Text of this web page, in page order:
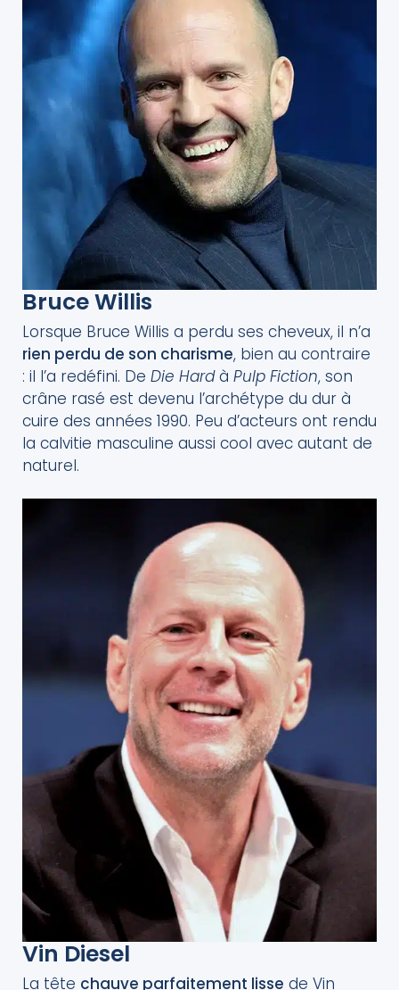
Bruce Willis
Lorsque Bruce Willis a perdu ses cheveux, il n’a
rien perdu de son charisme, bien au contraire
: il l’a redéfini. De Die Hardà Pulp Fiction, son
crâne rasé est devenu l’archétype du dur à
cuire des années 1990. Peu d’acteurs ont rendu
la calvitie masculine aussi cool avec autant de
naturel.
Vin Diesel
La tête chauve parfaitement lisse de Vin